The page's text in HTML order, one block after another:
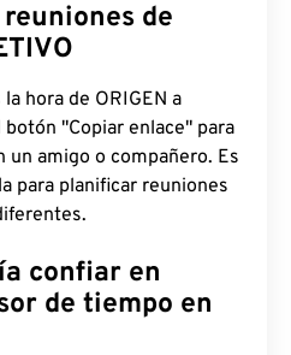
de
hora de ORIGEN a
botón "Copiar enlace" para
amigo o compañero. Es
para planificar reuniones
confiar en
de tiempo en